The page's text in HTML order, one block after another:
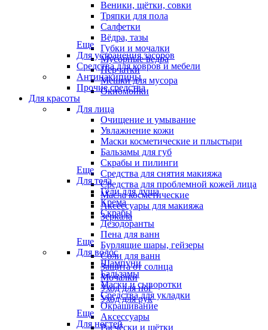
Веники, щётки, совки
Тряпки для пола
Салфетки
Вёдра, тазы
Губки и мочалки
Мусорные ведра
Перчатки
Мешки для мусора
Окномойки
Еще
Для устранения засоров
Средства для ковров и мебели
Антинакипины
Прочие средства
Для красоты
Для лица
Очищение и умывание
Увлажнение кожи
Маски косметические и плыстыри
Бальзамы для губ
Скрабы и пилинги
Средства для снятия макияжа
Средства для проблемной кожей лица
Масла косметические
Аксессуары для макияжа
Зеркала
Еще
Для тела
Гели для душа
Крема
Скрабы
Дезодоранты
Пена для ванн
Бурлящие шары, гейзеры
Соли для ванн
Защита от солнца
Мочалки
Уход для ног
Уход для рук
Еще
Для волос
Шампуни
Бальзамы
Маски и сыворотки
Средства для укладки
Окрашивание
Аксессуары
Расчёски и щётки
Еще
Для ногтей